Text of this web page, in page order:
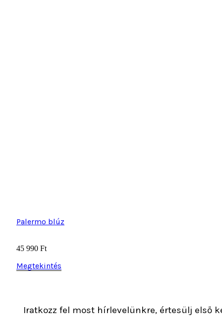
Palermo blúz
45 990 Ft
Megtekintés
Iratkozz fel most hírlevelünkre, értesülj első